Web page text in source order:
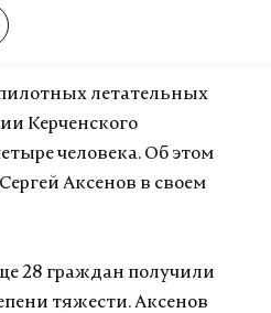
летательных
Керченского
человека. Об этом
Аксенов в своем
28 граждан получили
тяжести. Аксенов